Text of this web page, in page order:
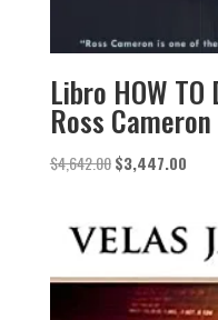
Libro HOW
Ross Cameron
$4,642.00 El
era:
$3,447.00El
es: